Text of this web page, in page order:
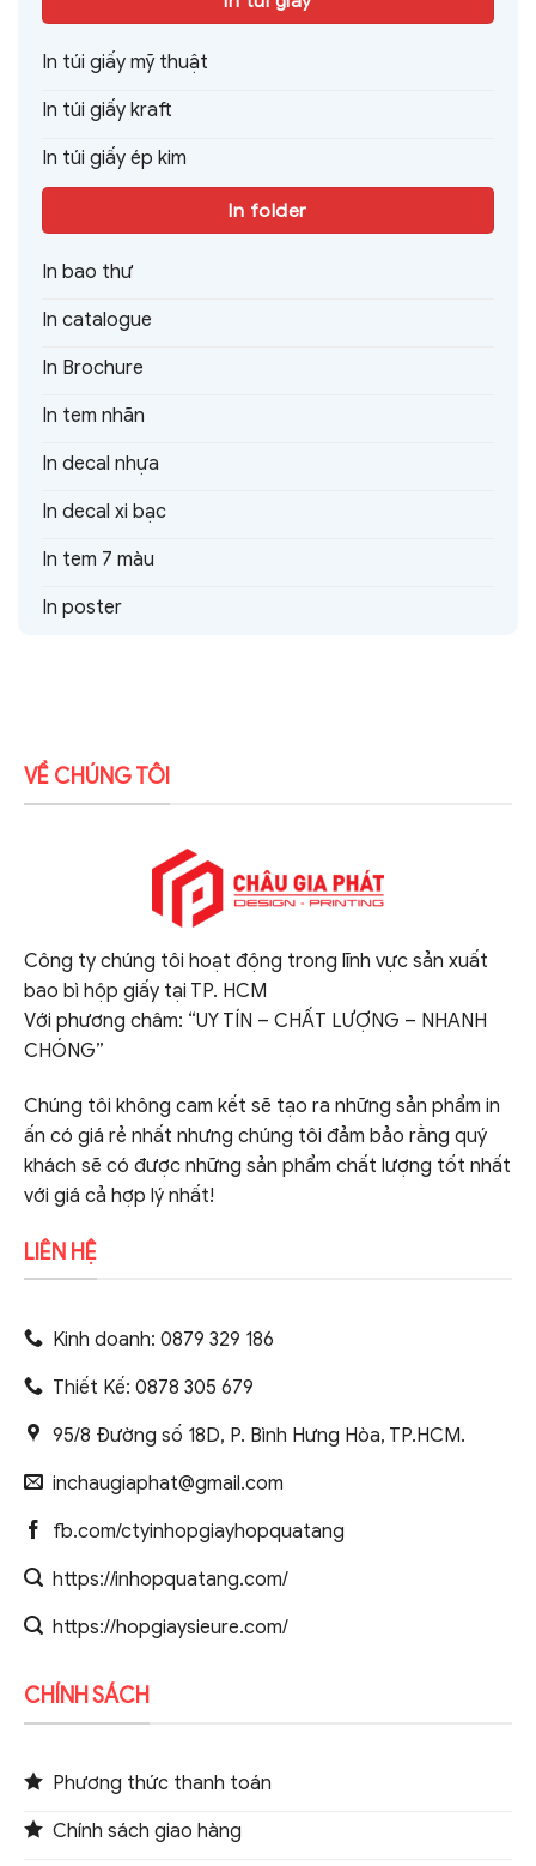
In túi giấy mỹ thuật
In túi giấy kraft
In túi giấy ép kim
In folder
In bao thư
In catalogue
In Brochure
In tem nhãn
In decal nhựa
In decal xi bạc
In tem 7 màu
In poster
VỀ CHÚNG TÔI
Công ty chúng tôi hoạt động trong lĩnh vực sản xuất
bao bì hộp giấy tại TP. HCM
Với phương châm: “UY TÍN – CHẤT LƯỢNG – NHANH
CHÓNG”
Chúng tôi không cam kết sẽ tạo ra những sản phẩm in
ấn có giá rẻ nhất nhưng chúng tôi đảm bảo rằng quý
khách sẽ có được những sản phẩm chất lượng tốt nhất
với giá cả hợp lý nhất!
LIÊN HỆ
Kinh doanh: 0879 329 186
Thiết Kế: 0878 305 679
95/8 Đường số 18D, P. Bình Hưng Hòa, TP.HCM.
inchaugiaphat@gmail.com
fb.com/ctyinhopgiayhopquatang
https://inhopquatang.com/
https://hopgiaysieure.com/
CHÍNH SÁCH
Phương thức thanh toán
Chính sách giao hàng